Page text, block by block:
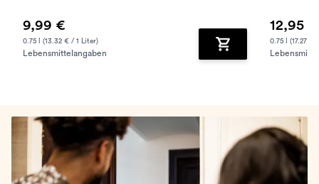
9,99 €
0.75 l (13.32 € / 1 Liter)
Lebensmittelangaben Zum Warenkorb
12,95 €
0.75 l (17.27 €